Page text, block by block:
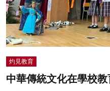
灼見教育
中華傳統文化在學校